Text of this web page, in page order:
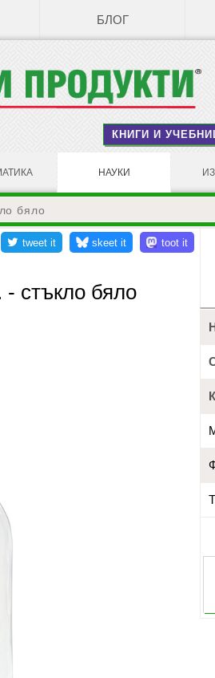
БЛОГ
КНИГИ И
НАУКИ
бяло
стъкло бяло